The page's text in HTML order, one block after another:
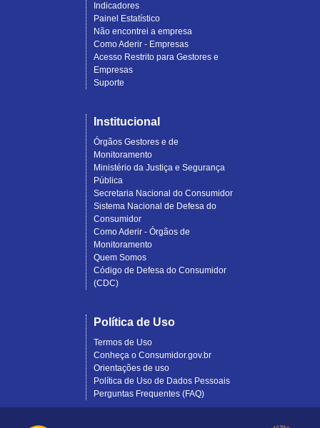
Indicadores
Painel Estatístico
Não encontrei a empresa
Como Aderir - Empresas
Acesso Restrito para Gestores e
Empresas
Suporte
Institucional
Órgãos Gestores e de
Monitoramento
Ministério da Justiça e Segurança
Pública
Secretaria Nacional do Consumidor
Sistema Nacional de Defesa do
Consumidor
Como Aderir - Órgãos de
Monitoramento
Quem Somos
Código de Defesa do Consumidor
(CDC)
Política de Uso
Termos de Uso
Conheça o Consumidor.gov.br
Orientações de uso
Política de Uso de Dados Pessoais
Perguntas Frequentes (FAQ)